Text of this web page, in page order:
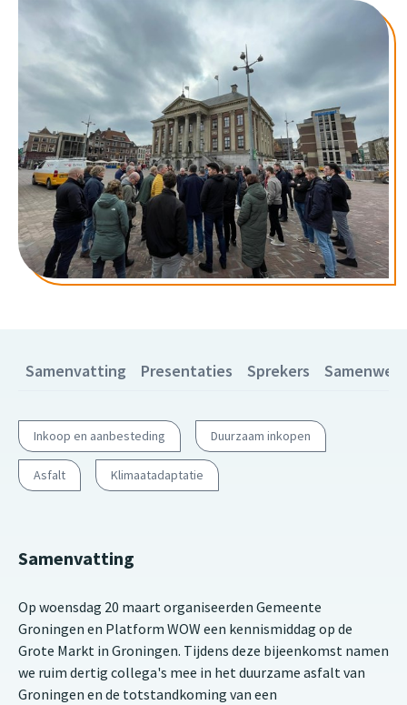
Samenvatting Presentaties Sprekers
Inkoop en aanbesteding Duurzaam inkopen
Asfalt Klimaatadaptatie
Samenvatting
Op woensdag 20 maart organiseerden Gemeente
Groningen en Platform WOW een kennismiddag op de
Grote Markt in Groningen. Tijdens deze bijeenkomst namen
we ruim dertig collega's mee in het duurzame asfalt van
Groningen en de totstandkoming van een